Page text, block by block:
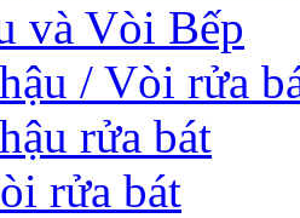
và Vòi Bếp
/ Vòi rửa
rửa bát
rửa bát